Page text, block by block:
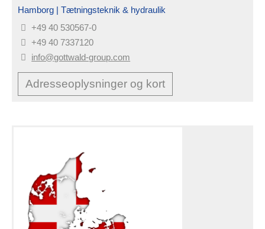
Hamborg | Tætningsteknik & hydraulik
+49 40 530567-0
+49 40 7337120
info@gottwald-group.com
Adresseoplysninger og kort